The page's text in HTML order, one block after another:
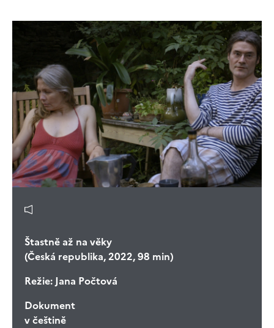
Štastně až na věky
(Česká republika, 2022, 98 min)
Režie: Jana Počtová
Dokument
v češtině